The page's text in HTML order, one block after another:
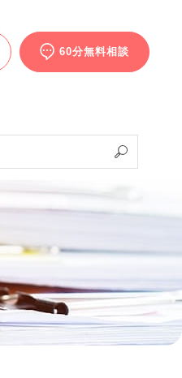
60分無料相談